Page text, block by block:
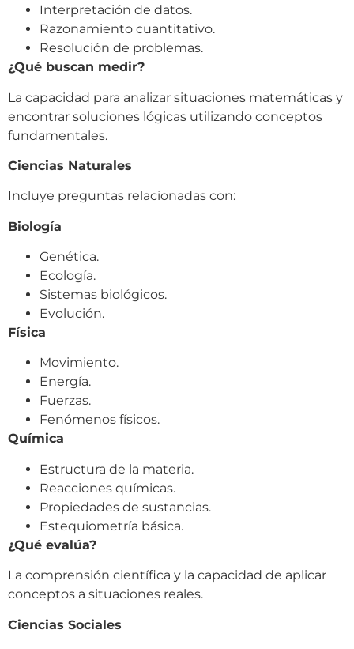
Interpretación de datos.
Razonamiento cuantitativo.
Resolución de problemas.
¿Qué buscan medir?
La capacidad para analizar situaciones matemáticas y
encontrar soluciones lógicas utilizando conceptos
fundamentales.
Ciencias Naturales
Incluye preguntas relacionadas con:
Biología
Genética.
Ecología.
Sistemas biológicos.
Evolución.
Física
Movimiento.
Energía.
Fuerzas.
Fenómenos físicos.
Química
Estructura de la materia.
Reacciones químicas.
Propiedades de sustancias.
Estequiometría básica.
¿Qué evalúa?
La comprensión científica y la capacidad de aplicar
conceptos a situaciones reales.
Ciencias Sociales